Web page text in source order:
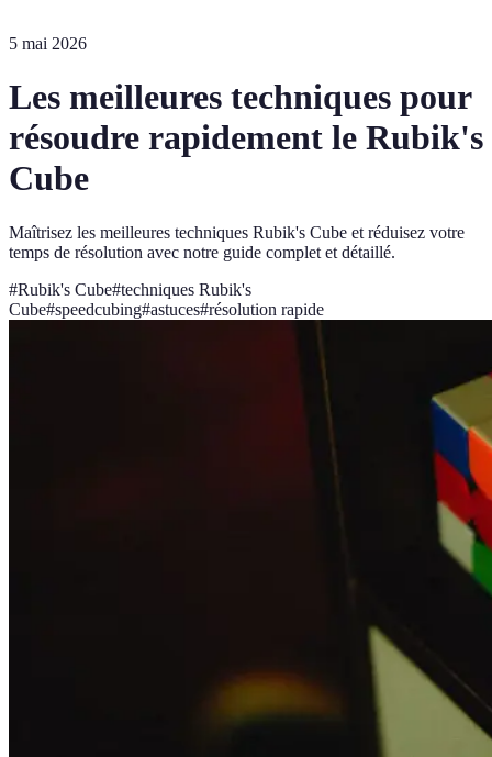
5 mai 2026
Les meilleures techniques pour
résoudre rapidement le Rubik's
Cube
Maîtrisez les meilleures techniques Rubik's Cube et réduisez votre
temps de résolution avec notre guide complet et détaillé.
#Rubik's Cube#techniques Rubik's
Cube#speedcubing#astuces#résolution rapide